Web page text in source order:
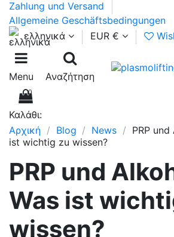
Zahlung und Versand
Allgemeine Geschäftsbedingungen
ελληνικά
EUR €
Menu Αναζήτηση
0
Καλάθι:
Αρχική
Blog News
PRP
ist wichtig zu wissen?
PRP und
Was ist
wissen?